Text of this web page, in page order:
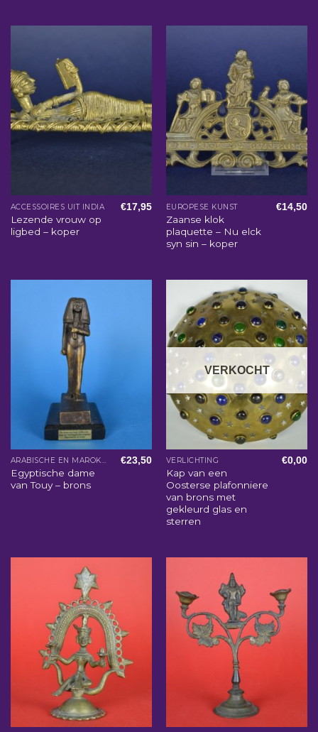
ACCESSOIRES UIT INDIA
Lezende vrouw op
ligbed – koper
€17,95 EUROPESE KUNST
Zaanse klok
plaquette – Nu elck
syn sin – koper
€14,50
ARABISCHE EN MAROKKAANSE WOONACCESSOIRES
Egyptische dame
van Touy – brons
€23,50
VERKOCHT
VERLICHTING
Kap van een
Oosterse plafonniere
van brons met
gekleurd glas en
sterren
€0,00